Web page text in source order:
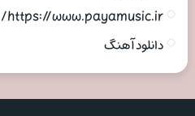
https://www.payamusic.ir/
دانلود آهنگ